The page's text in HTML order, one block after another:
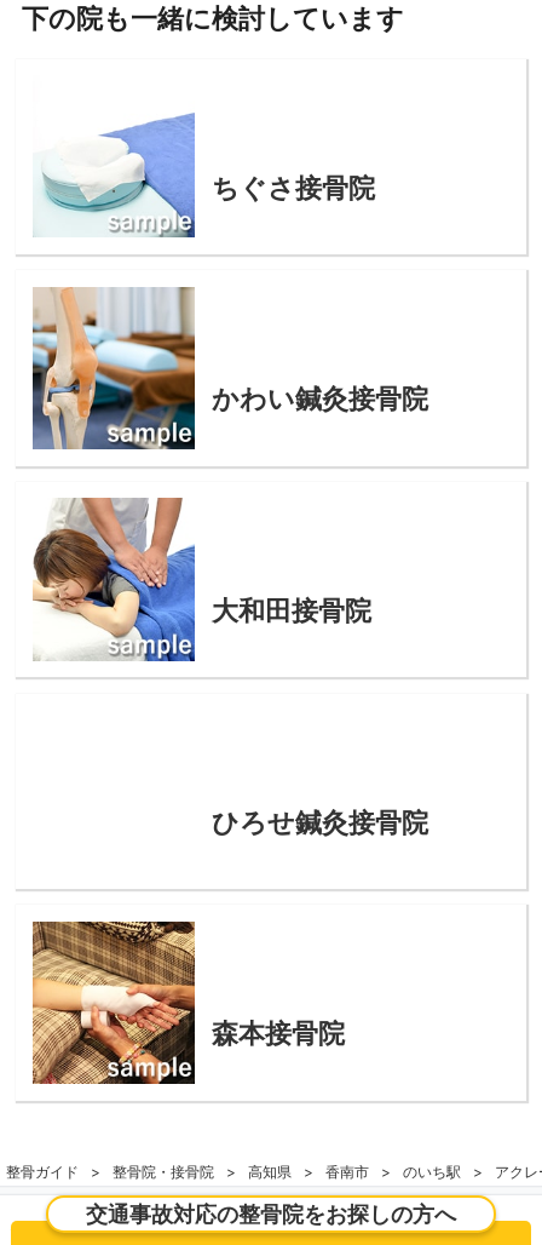
下の院も一緒に検討しています
ちぐさ接骨院
かわい鍼灸接骨院
大和田接骨院
ひろせ鍼灸接骨院
森本接骨院
整骨ガイド 整骨院・接骨院 高知県 香南市 のいち駅 アク
交通事故対応の整骨院をお探しの方へ